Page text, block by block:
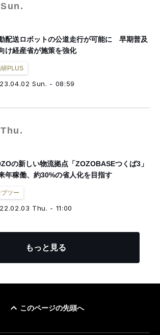
配送ロボットの公道走行が可能に 早期普及
け経産省が施策を強化
研PLUS
Sun. - 08:59
の新しい物流拠点「ZOZOBASEつくば3」
年稼働、約30%の省人化を目指す
ブツー
Thu. - 11:00
もっと見る
このページの先頭へ